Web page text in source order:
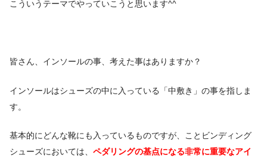
こういうテーマでやっていこうと思います^^
皆さん、インソールの事、考えた事はありますか？
インソールはシューズの中に入っている「中敷き」の事を指しま
す。
基本的にどんな靴にも入っているものですが、ことビンディング
シューズにおいては、 ペダリングの基点になる非常に重要なアイ